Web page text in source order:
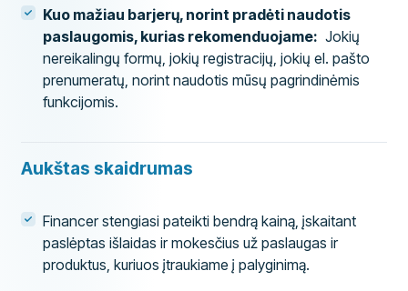
Kuo mažiau barjerų, norint pradėti naudotis
paslaugomis, kurias rekomenduojame: Jokių
nereikalingų formų, jokių registracijų, jokių el. pašto
prenumeratų, norint naudotis mūsų pagrindinėmis
funkcijomis.
Aukštas skaidrumas
Financer stengiasi pateikti bendrą kainą, įskaitant
paslėptas išlaidas ir mokesčius už paslaugas ir
produktus, kuriuos įtraukiame į palyginimą.